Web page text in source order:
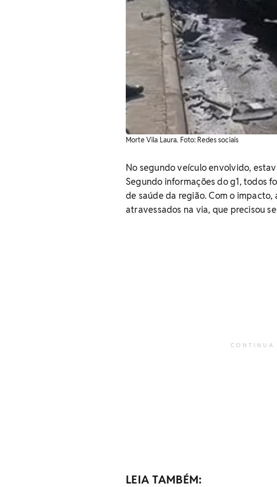
Morte Vila Laura. Foto: Redes sociais
No segundo veículo envolvido,
Segundo informações do g1, todos
de saúde da região. Com o
atravessados na via, que precisou
CONTINUA
LEIA TAMBÉM: